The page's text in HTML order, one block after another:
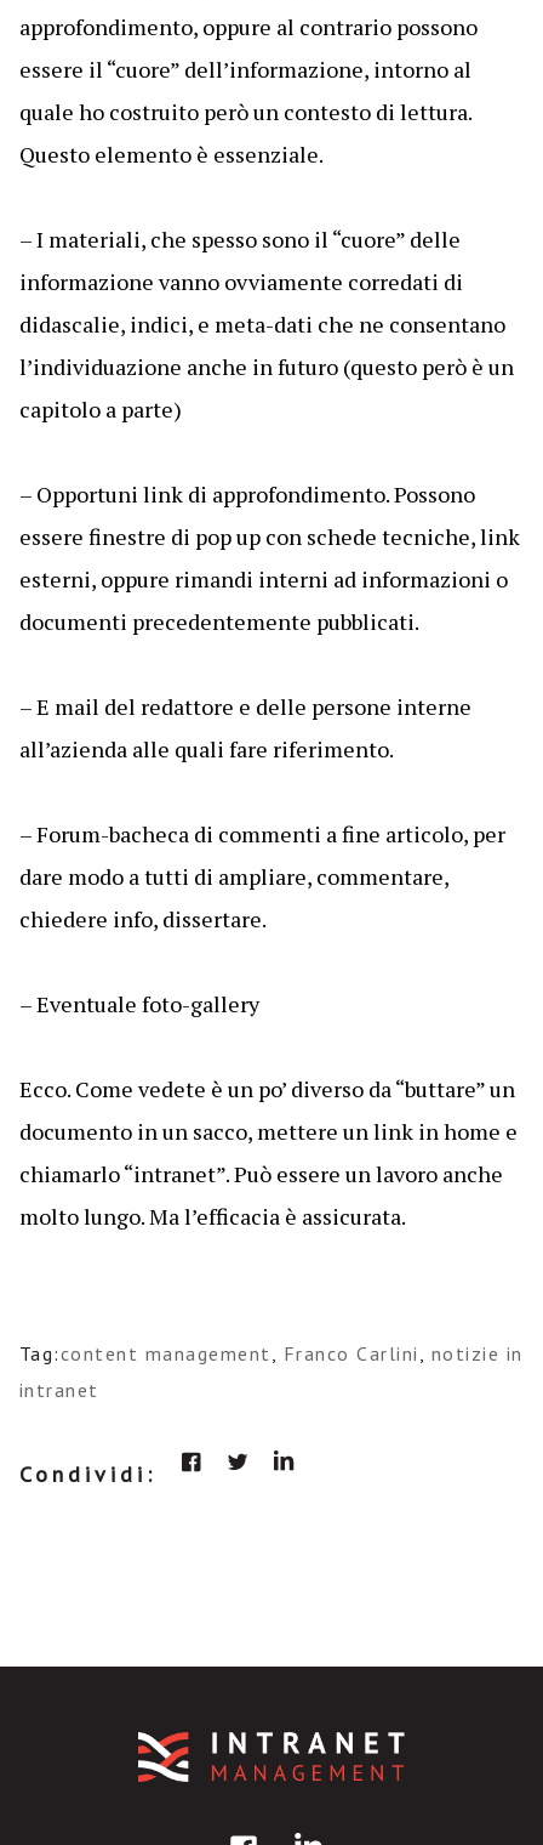
approfondimento, oppure al contrario possono
essere il “cuore” dell’informazione, intorno al
quale ho costruito però un contesto di lettura.
Questo elemento è essenziale.
– I materiali, che spesso sono il “cuore” delle
informazione vanno ovviamente corredati di
didascalie, indici, e meta-dati che ne consentano
l’individuazione anche in futuro (questo però è un
capitolo a parte)
– Opportuni link di approfondimento. Possono
essere finestre di pop up con schede tecniche, link
esterni, oppure rimandi interni ad informazioni o
documenti precedentemente pubblicati.
– E mail del redattore e delle persone interne
all’azienda alle quali fare riferimento.
– Forum-bacheca di commenti a fine articolo, per
dare modo a tutti di ampliare, commentare,
chiedere info, dissertare.
– Eventuale foto-gallery
Ecco. Come vedete è un po’ diverso da “buttare” un
documento in un sacco, mettere un link in home e
chiamarlo “intranet”. Può essere un lavoro anche
molto lungo. Ma l’efficacia è assicurata.
Tag:content management, Franco Carlini , notizie in
intranet
Condividi: